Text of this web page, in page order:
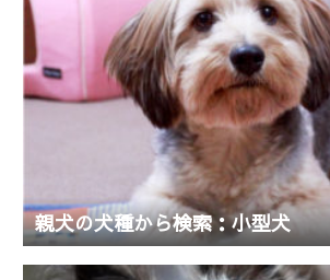
親犬の犬種から検索：小型犬